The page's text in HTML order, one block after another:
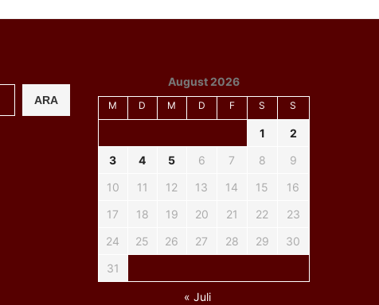
ARA
August 2026
M D M D F S S
1
2
3
4 5 6 7 8
9
10
11 12 13 14 15
16
17
18 19 20 21 22
23
24
25 26 27 28 29
30
31
« Juli